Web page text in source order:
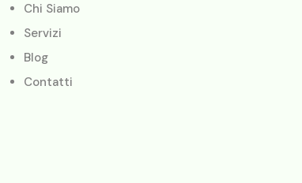
Chi Siamo
Servizi
Blog
Contatti